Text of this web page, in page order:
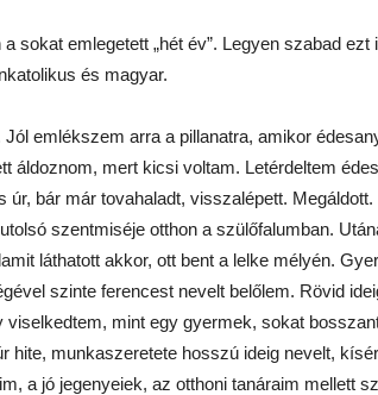
sokat emlegetett „hét év”. Legyen szabad
és magyar.
emlékszem arra a pillanatra, amikor
áldoznom, mert kicsi voltam. Letérdeltem
úr, bár már tovahaladt, visszalépett.
szentmiséje otthon a szülőfalumban.
láthatott akkor, ott bent a lelke mélyén.
szinte ferencest nevelt belőlem. Rövid
mint egy gyermek, sokat
hite, munkaszeretete hosszú ideig nevelt,
a jó jegenyeiek, az otthoni tanáraim mellett